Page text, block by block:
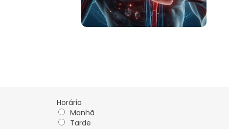
Horário
Manhã
Tarde